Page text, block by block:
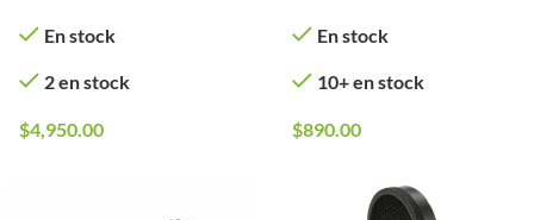
En stock
2 en stock
$4,950.00
En stock
10+ en stock
$890.00